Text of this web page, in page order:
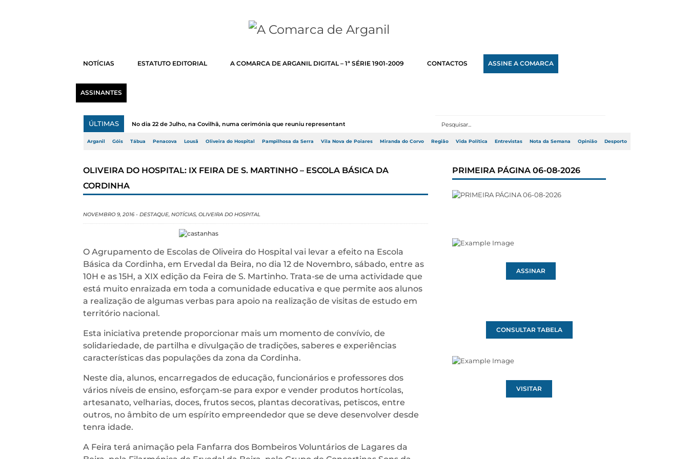
NOTÍCIAS ESTATUTO EDITORIAL A COMARCA DE ARGANIL DIGITAL – 1ª SÉRIE 1901-2009 CONTACTOS ASSINE A COMARCA
ASSINANTES
ÚLTIMAS No dia 22 de Julho, na Covilhã, numa cerimónia que reuniu representantes do Go...
Arganil Góis Tábua Penacova Lousã Oliveira do Hospital Pampilhosa da Serra Vila Nova de Poiares Miranda do Corvo Região Vida Política Entrevistas Nota da Semana Opinião Desporto
OLIVEIRA DO HOSPITAL: IX FEIRA DE S. MARTINHO – ESCOLA BÁSICA DA
CORDINHA
NOVEMBRO 9, 2016 - DESTAQUE, NOTÍCIAS, OLIVEIRA DO HOSPITAL
O Agrupamento de Escolas de Oliveira do Hospital vai levar a efeito na Escola
Básica da Cordinha, em Ervedal da Beira, no dia 12 de Novembro, sábado, entre as
10H e as 15H, a XIX edição da Feira de S. Martinho. Trata-se de uma actividade que
está muito enraizada em toda a comunidade educativa e que permite aos alunos
a realização de algumas verbas para apoio na realização de visitas de estudo em
território nacional.
Esta iniciativa pretende proporcionar mais um momento de convívio, de
solidariedade, de partilha e divulgação de tradições, saberes e experiências
características das populações da zona da Cordinha.
Neste dia, alunos, encarregados de educação, funcionários e professores dos
vários níveis de ensino, esforçam-se para expor e vender produtos hortícolas,
artesanato, velharias, doces, frutos secos, plantas decorativas, petiscos, entre
outros, no âmbito de um espírito empreendedor que se deve desenvolver desde
tenra idade.
A Feira terá animação pela Fanfarra dos Bombeiros Voluntários de Lagares da
PRIMEIRA PÁGINA 06-08-2026
ASSINAR
CONSULTAR TABELA
VISITAR